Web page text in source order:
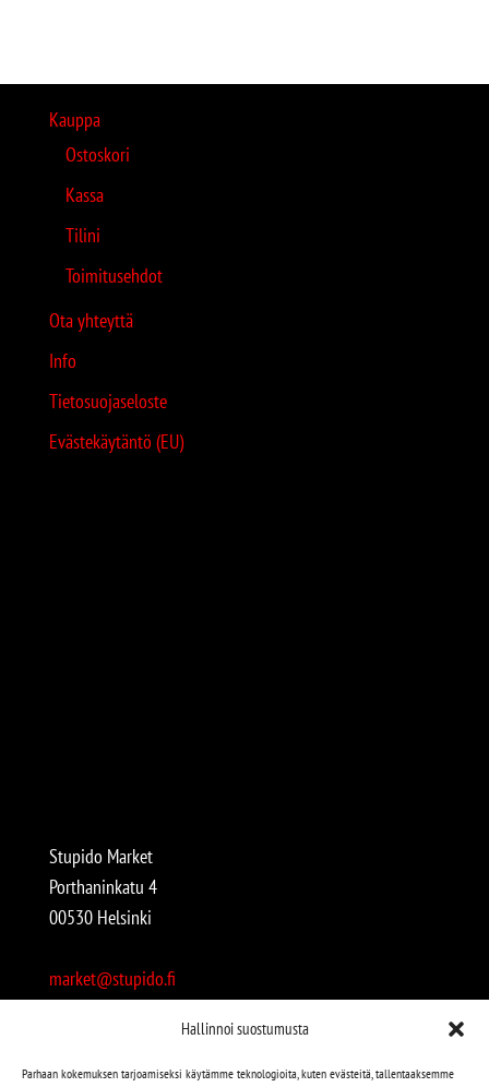
Hallinnoi suostumusta
Parhaan kokemuksen tarjoamiseksi käytämme teknologioita, kuten evästeitä, tallentaaksemme
Kauppa
Ostoskori
Kassa
Tilini
Toimitusehdot
Ota yhteyttä
Info
Tietosuojaseloste
Evästekäytäntö (EU)
Stupido Market
Porthaninkatu 4
00530 Helsinki
market@stupido.fi
Avoinna: